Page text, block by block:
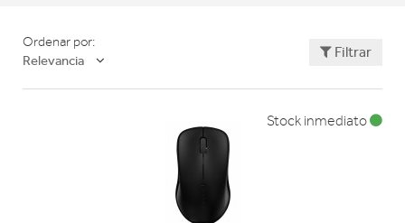
Ordenar por:
Relevancia
Filtrar
Stock inmediato